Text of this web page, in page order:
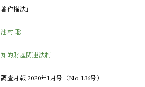
著作権法」
池村 聡
知的財産関連法制
調査月報 2020年1月号（No.136号）